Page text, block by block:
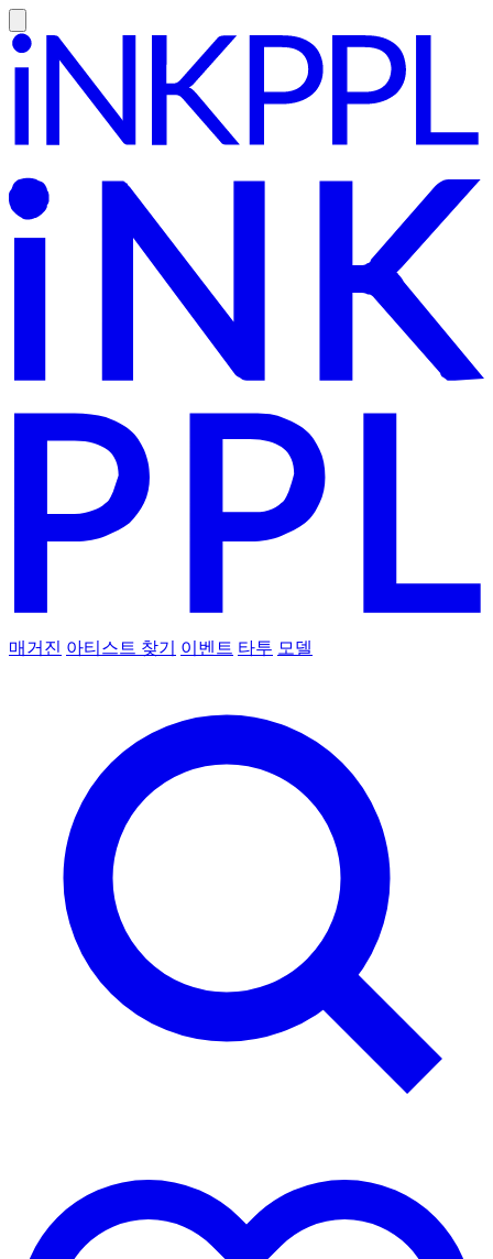
매거진 아티스트 찾기 이벤트 타투 모델